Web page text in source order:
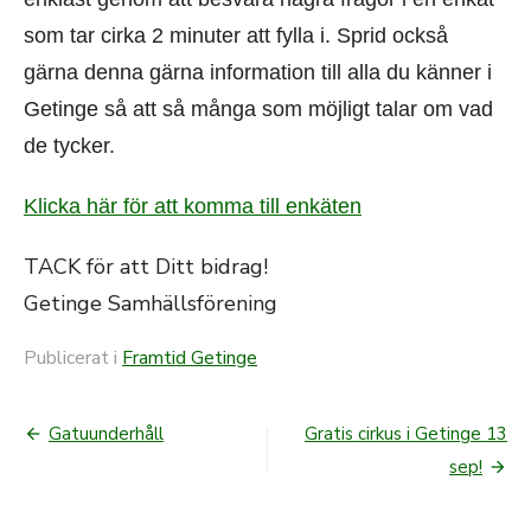
som tar cirka 2 minuter att fylla i. Sprid också
gärna denna gärna information till alla du känner i
Getinge så att så många som möjligt talar om vad
de tycker.
Klicka här för att komma till enkäten
TACK för att Ditt bidrag!
Getinge Samhällsförening
Publicerat i Framtid Getinge
Gatuunderhåll
Gratis cirkus i Getinge 13
sep!